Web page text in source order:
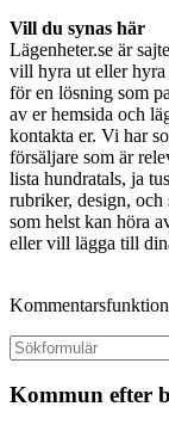
Vill du synas här
Lägenheter.se är
vill hyra ut eller hyra
för en lösning som
av er hemsida och
kontakta er. Vi har
försäljare som är
lista hundratals, ja
rubriker, design,
som helst kan höra
eller vill lägga till
Kommun efter